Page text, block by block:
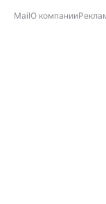
MailО компании